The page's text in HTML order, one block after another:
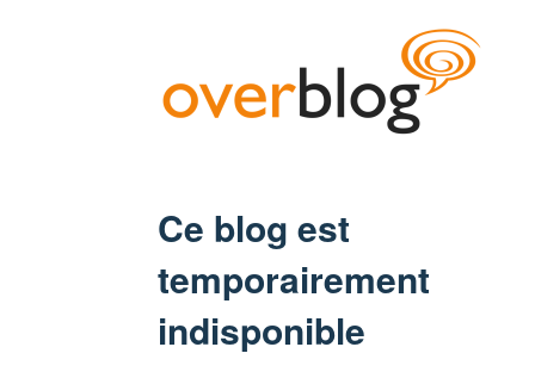
Ce blog est
temporairement
indisponible